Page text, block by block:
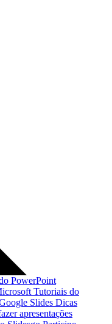
PowerPoint
Tutoriais do
Slides Dicas
apresentações